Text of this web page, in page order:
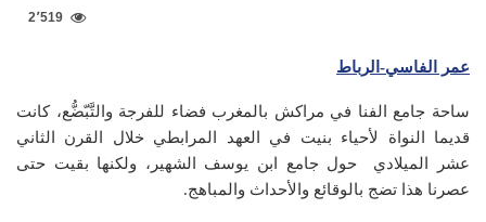
2٬519
عمر الفاسي-الرباط
ساحة جامع الفنا في مراكش بالمغرب فضاء للفرجة والتَّبّضُّع، كانت
قديما النواة لأحياء بنيت في العهد المرابطي خلال القرن الثاني
عشر الميلادي حول جامع ابن يوسف الشهير، ولكنها بقيت حتى
عصرنا هذا تضج بالوقائع والأحداث والمباهج.